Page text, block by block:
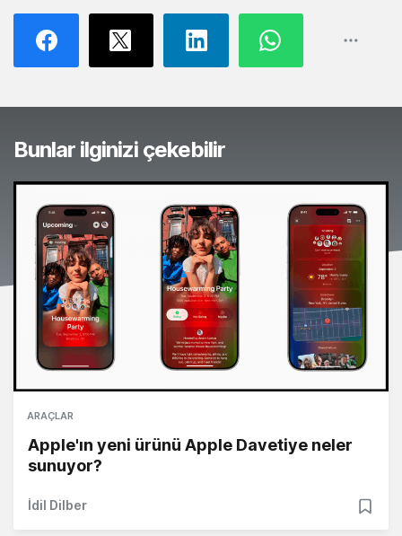
Bunlar ilginizi çekebilir
ARAÇLAR
Apple'ın yeni ürünü Apple Davetiye neler
sunuyor?
İdil Dilber